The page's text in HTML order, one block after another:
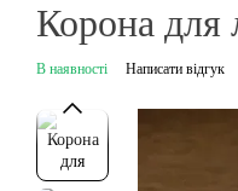
Корона для
В наявності Написати відгук